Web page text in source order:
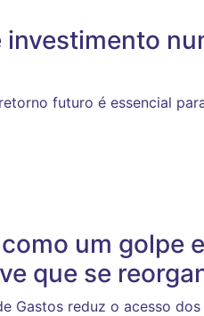
investimento
futuro é essencial
um golpe
que se
Gastos reduz o acesso